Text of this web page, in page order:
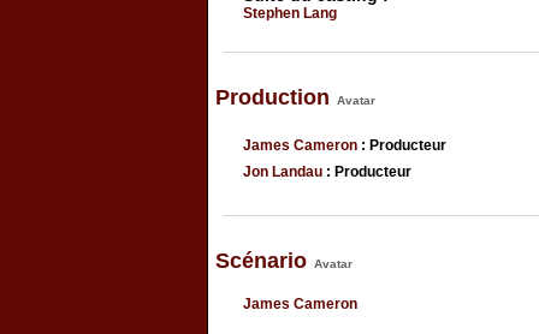
Stephen Lang
Production Avatar
James Cameron : Producteur
Jon Landau : Producteur
Scénario Avatar
James Cameron